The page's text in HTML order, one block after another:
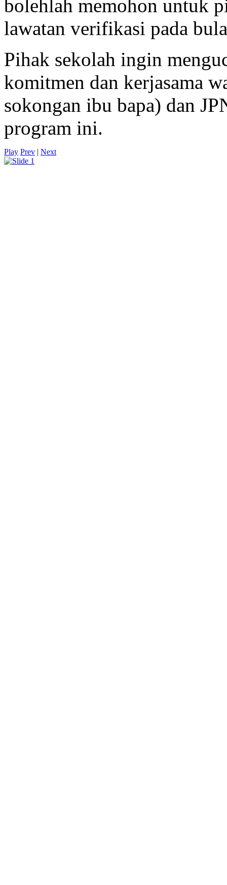
bolehlah memohon untuk
lawatan verifikasi pada
Pihak sekolah ingin
komitmen dan kerjasama
sokongan ibu bapa) dan
program ini.
Play Prev | Next